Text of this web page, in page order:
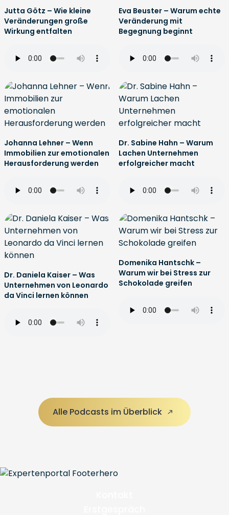
Jutta Götz – Wie kleine
Veränderungen große
Wirkung entfalten
Eva Beuster – Warum echte
Veränderung mit
Begegnung beginnt
Johanna Lehner – Wenn
Immobilien zur emotionalen
Herausforderung werden
Dr. Sabine Hahn – Warum
Lachen Unternehmen
erfolgreicher macht
Dr. Daniela Kaiser – Was
Unternehmen von Leonardo
da Vinci lernen können
Domenika Hantschk –
Warum wir bei Stress zur
Schokolade greifen
Alle Podcasts im Überblick